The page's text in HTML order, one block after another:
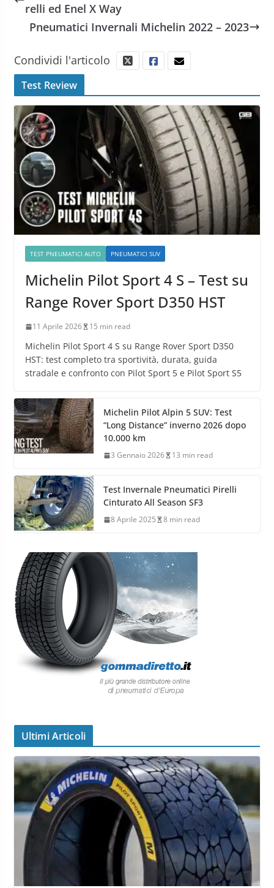
relli ed Enel X Way
Pneumatici Invernali Michelin 2022 – 2023
Condividi l'articolo
Test Review
TEST PNEUMATICI AUTO PNEUMATICI SUV
Michelin Pilot Sport 4 S – Test su
Range Rover Sport D350 HST
11 Aprile 2026 15 min read
Michelin Pilot Sport 4 S su Range Rover Sport D350
HST: test completo tra sportività, durata, guida
stradale e confronto con Pilot Sport 5 e Pilot Sport S5
Michelin Pilot Alpin 5 SUV: Test
“Long Distance” inverno 2026 dopo
10.000 km
3 Gennaio 2026 13 min read
Test Invernale Pneumatici Pirelli
Cinturato All Season SF3
8 Aprile 2025 8 min read
Ultimi Articoli